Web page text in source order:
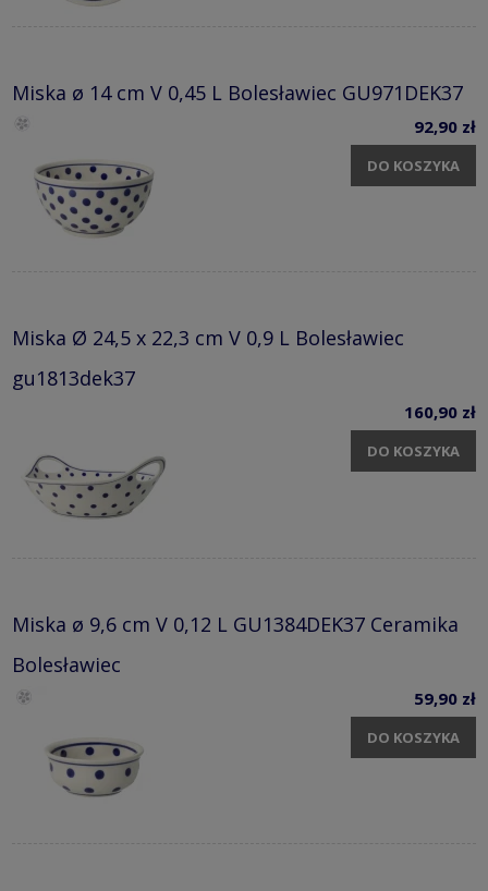
Miska ø 14 cm V 0,45 L Bolesławiec GU971DEK37
92,90 zł
DO KOSZYKA
Miska Ø 24,5 x 22,3 cm V 0,9 L Bolesławiec
gu1813dek37
160,90 zł
DO KOSZYKA
Miska ø 9,6 cm V 0,12 L GU1384DEK37 Ceramika
Bolesławiec
59,90 zł
DO KOSZYKA